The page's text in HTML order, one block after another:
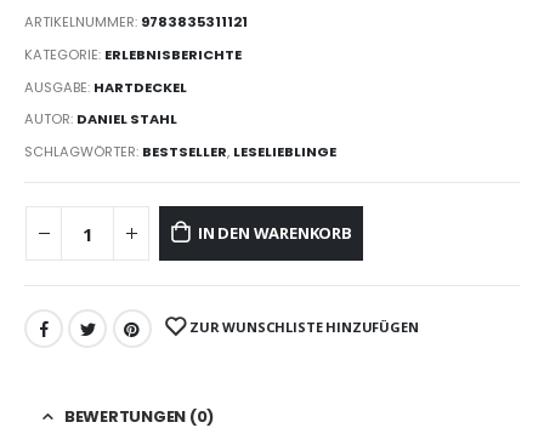
ARTIKELNUMMER: 9783835311121
KATEGORIE: ERLEBNISBERICHTE
AUSGABE: HARTDECKEL
AUTOR: DANIEL STAHL
SCHLAGWÖRTER: BESTSELLER, LESELIEBLINGE
IN DEN WARENKORB
ZUR WUNSCHLISTE HINZUFÜGEN
BEWERTUNGEN (0)